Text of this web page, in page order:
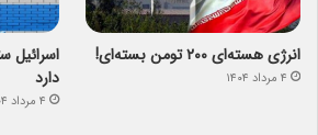
انرژی هسته‌ای ۲۰۰ تومن بسته‌ای!
۴ مرداد ۱۴۰۴
اسرائیل
دارد
۴ مرداد ۱۴۰۴